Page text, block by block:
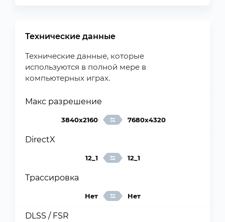
Технические данные
Технические данные, которые
используются в полной мере в
компьютерных играх.
Макс разрешение
3840x2160 7680x4320
DirectX
12_1 12_1
Трассировка
Нет Нет
DLSS / FSR